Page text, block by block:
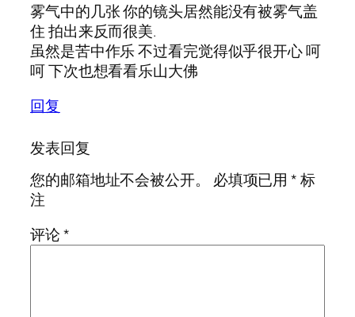
雾气中的几张 你的镜头居然能没有被雾气盖
住 拍出来反而很美.
虽然是苦中作乐 不过看完觉得似乎很开心 呵
呵 下次也想看看乐山大佛
回复
发表回复
您的邮箱地址不会被公开。
必填项已用*标
注
评论*